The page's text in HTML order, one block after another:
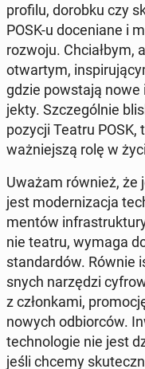
profilu, dorobku czy
POSK-u do­ce­nia­ne i
rozwoju. Chciał­bym,
otwar­tym,
gdzie po­wsta­ją
jek­ty. Szcze­gól­nie
pozycji Teatru POSK,
waż­niej­szą rolę w
Uważam również, że
jest mo­der­ni­za­cja
men­tów
nie teatru, wymaga
stan­dar­dów. Równie
snych na­rzę­dzi
z człon­ka­mi,
nowych od­bior­ców.
tech­no­lo­gie nie jest
jeśli chcemy